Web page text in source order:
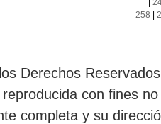
258
Derechos
con fines
completa y su